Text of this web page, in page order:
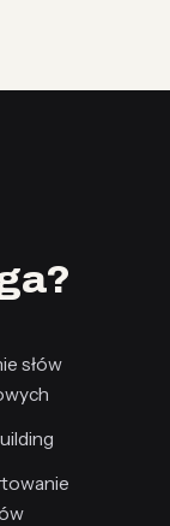
słów